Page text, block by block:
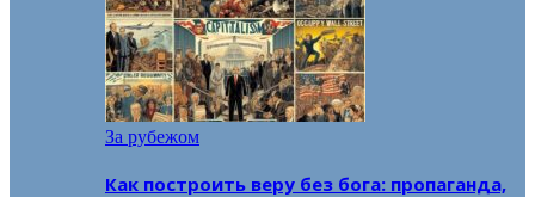
За рубежом
Как построить веру без бога: пропаганда,